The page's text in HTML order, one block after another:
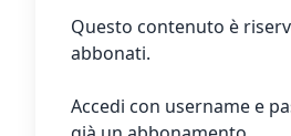
Questo contenuto è
abbonati.
Accedi con username e